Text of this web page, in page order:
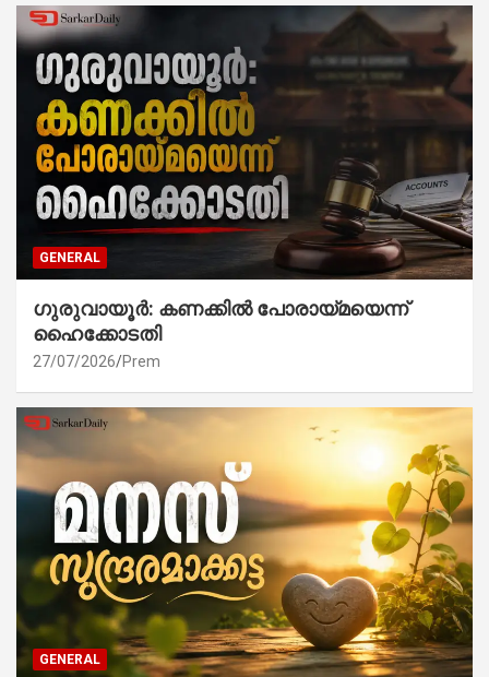
GENERAL
ഗുരുവായൂർ: കണക്കിൽ പോരായ്മയെന്ന്
ഹൈക്കോടതി
27/07/2026 Prem
GENERAL